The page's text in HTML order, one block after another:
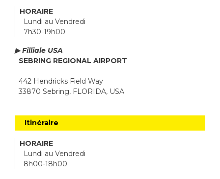
HORAIRE
Lundi au Vendredi
7h30-19h00
▶ Filliale USA
SEBRING REGIONAL AIRPORT
442 Hendricks Field Way
33870 Sebring, FLORIDA, USA
Itinéraire
HORAIRE
Lundi au Vendredi
8h00-18h00